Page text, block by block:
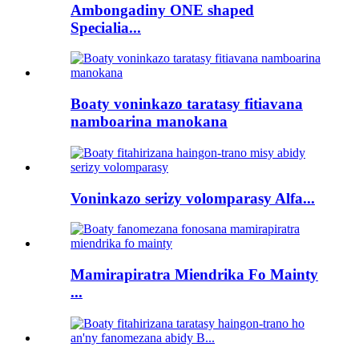
Ambongadiny ONE shaped
Specialia...
Boaty voninkazo taratasy fitiavana
namboarina manokana
Voninkazo serizy volomparasy Alfa...
Mamirapiratra Miendrika Fo Mainty
...